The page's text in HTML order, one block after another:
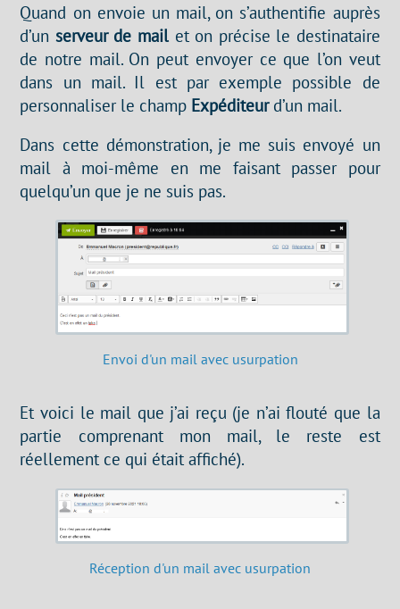
Quand on envoie un mail, on s’authentifie auprès
d’un serveur de mailet on précise le destinataire
de notre mail. On peut envoyer ce que l’on veut
dans un mail. Il est par exemple possible de
personnaliser le champ Expéditeurd’un mail.
Dans cette démonstration, je me suis envoyé un
mail à moi-même en me faisant passer pour
quelqu’un que je ne suis pas.
Envoi d'un mail avec usurpation
Et voici le mail que j’ai reçu (je n’ai flouté que la
partie comprenant mon mail, le reste est
réellement ce qui était affiché).
Réception d'un mail avec usurpation